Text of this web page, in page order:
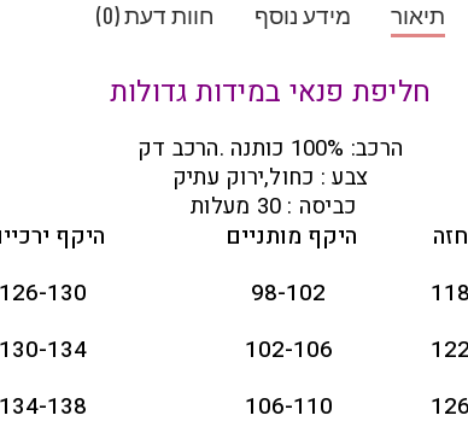
תיאור מידע נוסף חוות דעת (0)
חליפת פנאי במידות גדולות
הרכב: 100% כותנה .הרכב דק
צבע : כחול,ירוק עתיק
כביסה : 30 מעלות
היקף מותניים
היקף
98-102
126-130
102-106
130-134
106-110
134-138